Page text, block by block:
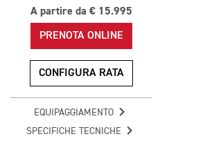
A partire da € 15.995
PRENOTA ONLINE
CONFIGURA RATA
EQUIPAGGIAMENTO
SPECIFICHE TECNICHE